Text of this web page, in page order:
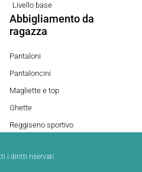
Livello base
Abbigliamento da
ragazza
Pantaloni
Pantaloncini
Magliette e top
Ghette
Reggiseno sportivo
i diritti riservati